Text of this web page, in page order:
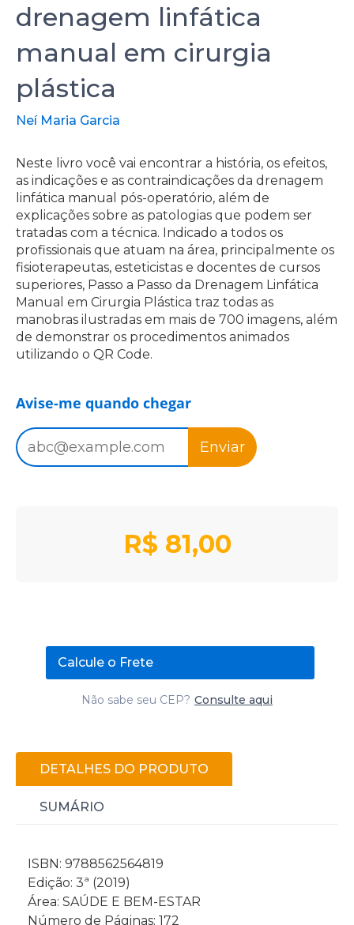
drenagem linfática
manual em cirurgia
plástica
Neí Maria Garcia
Neste livro você vai encontrar a história, os efeitos,
as indicações e as contraindicações da drenagem
linfática manual pós-operatório, além de
explicações sobre as patologias que podem ser
tratadas com a técnica. Indicado a todos os
profissionais que atuam na área, principalmente os
fisioterapeutas, esteticistas e docentes de cursos
superiores, Passo a Passo da Drenagem Linfática
Manual em Cirurgia Plástica traz todas as
manobras ilustradas em mais de 700 imagens, além
de demonstrar os procedimentos animados
utilizando o QR Code.
Avise-me quando chegar
Enviar
R$ 81,00
Calcule o Frete
Não sabe seu CEP? Consulte aqui
DETALHES DO PRODUTO
SUMÁRIO
ISBN: 9788562564819
Edição: 3ª (2019)
Área: SAÚDE E BEM-ESTAR
Número de Páginas: 172